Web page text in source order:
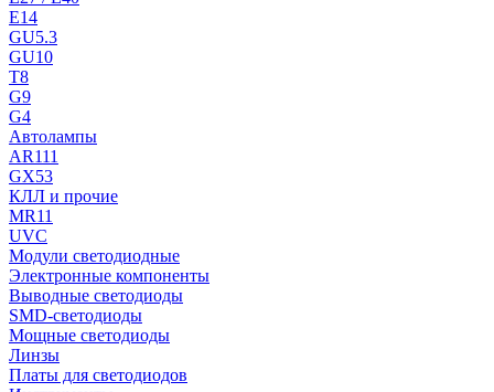
E14
GU5.3
GU10
T8
G9
G4
Автолампы
AR111
GX53
КЛЛ и прочие
MR11
UVC
Модули светодиодные
Электронные компоненты
Выводные светодиоды
SMD-светодиоды
Мощные светодиоды
Линзы
Платы для светодиодов